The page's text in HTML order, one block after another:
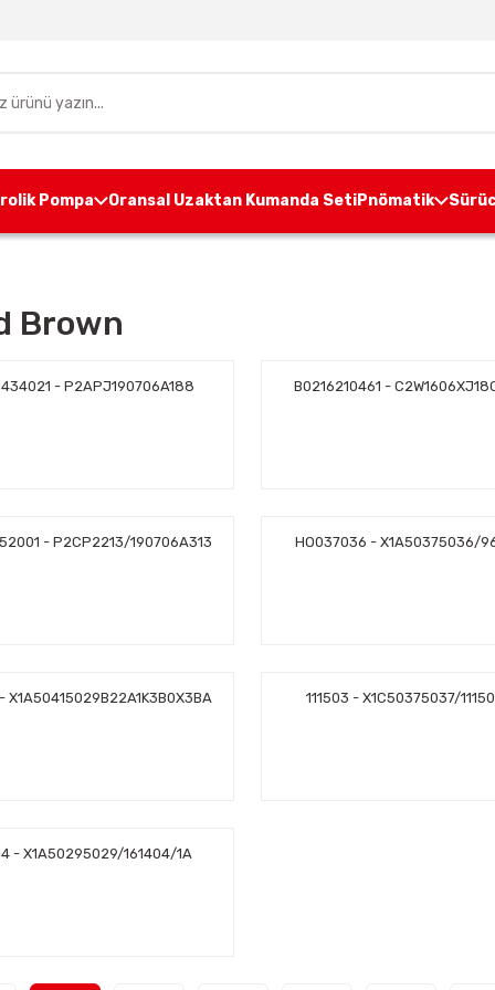
Pompa Oransal Uzaktan Kumanda SetiPnömatik
Brown
- P2APJ190706A188 B0216210461 -
- P2CP2213/190706A313 HO037036 - X1A50375036/
X1A50415029B22A1K3B0X3BA 111503 - X1C50375037/
- X1A50295029/161404/1A